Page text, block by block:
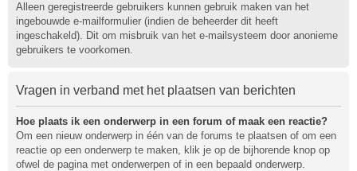
Alleen geregistreerde gebruikers kunnen gebruik maken van het
ingebouwde e-mailformulier (indien de beheerder dit heeft
ingeschakeld). Dit om misbruik van het e-mailsysteem door anonieme
gebruikers te voorkomen.
Vragen in verband met het plaatsen van berichten
Hoe plaats ik een onderwerp in een forum of maak een reactie?
Om een nieuw onderwerp in één van de forums te plaatsen of om een
reactie op een onderwerp te maken, klik je op de bijhorende knop op
ofwel de pagina met onderwerpen of in een bepaald onderwerp.